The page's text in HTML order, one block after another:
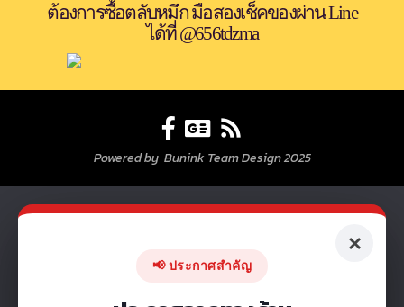
ต้องการซื้อตลับหมึก มือสองเช็คของผ่าน Line
ได้ที่ @656tdzma
Powered by Bunink Team Design 2025
×
📢 ประกาศสำคัญ